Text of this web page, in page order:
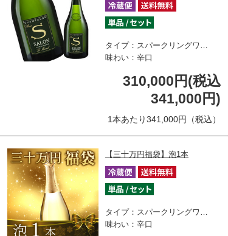
タイプ：スパークリングワ…
味わい：辛口
310,000円(税込
341,000円)
1本あたり341,000円（税込）
【三十万円福袋】泡1本
タイプ：スパークリングワ…
味わい：辛口